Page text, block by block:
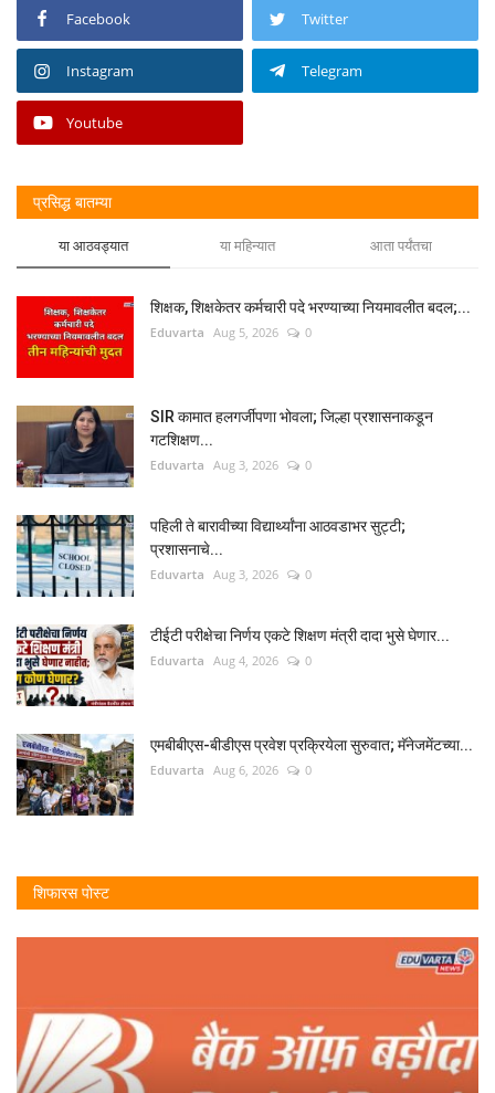
Facebook Twitter
Instagram Telegram
Youtube
प्रसिद्ध बातम्या
या आठवड्यात या महिन्यात आता पर्यंतचा
शिक्षक, शिक्षकेतर कर्मचारी पदे भरण्याच्या नियमावलीत बदल;...
Eduvarta Aug 5, 2026 0
SIR कामात हलगर्जीपणा भोवला; जिल्हा प्रशासनाकडून
गटशिक्षण...
Eduvarta Aug 3, 2026 0
पहिली ते बारावीच्या विद्यार्थ्यांना आठवडाभर सुट्टी;
प्रशासनाचे...
Eduvarta Aug 3, 2026 0
टीईटी परीक्षेचा निर्णय एकटे शिक्षण मंत्री दादा भुसे घेणार...
Eduvarta Aug 4, 2026 0
एमबीबीएस-बीडीएस प्रवेश प्रक्रियेला सुरुवात; मॅनेजमेंटच्या...
Eduvarta Aug 6, 2026 0
शिफारस पोस्ट